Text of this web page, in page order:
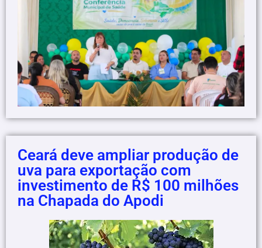
Ceará deve ampliar produção de
uva para exportação com
investimento de R$ 100 milhões
na Chapada do Apodi